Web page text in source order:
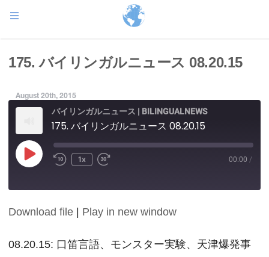
175. バイリンガルニュース 08.20.15
August 20th, 2015
バイリンガルニュース | BILINGUALNEWS
175. バイリンガルニュース 08.20.15
Play
Episode
1x 00:00 /
SHARE
LINK
Download file Play in new window
08.20.15: 口笛言語、モンスター実験、天津爆発事